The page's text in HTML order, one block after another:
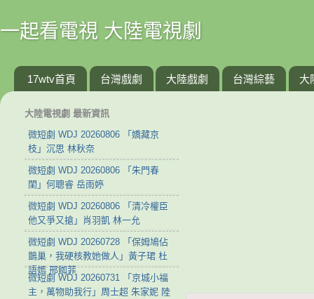
一起看電視 大陸電視劇
17wtv首頁 台灣戲劇 大陸戲劇 台灣綜藝 大
大陸電視劇 最新資訊
微短劇 WDJ 20260806 「嬌藏京
枝」沉思 林秋奈
微短劇 WDJ 20260806 「朱門春
閨」何聰睿 岳雨婷
微短劇 WDJ 20260806 「清冷權臣
他又爭又搶」肖羽凱 林一允
微短劇 WDJ 20260728 「保姆鳩佔
鵲巢，我硬核教她做人」黃子珺 杜
語嫣 邢銣菲
微短劇 WDJ 20260731 「京城小福
主，萬物助我行」周士超 朱家妮 陸